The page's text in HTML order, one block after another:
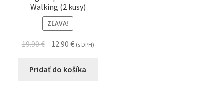
Walking (2 kusy)
ZĽAVA!
19.90€ 12.90 € (s DPH)
Pridať do košíka